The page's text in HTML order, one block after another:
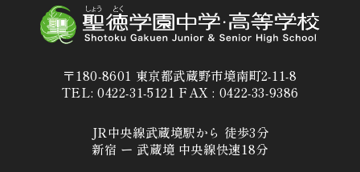
〒180-8601 東京都武蔵野市境南町2-11-8
TEL: 0422-31-5121 FAX : 0422-33-9386
JR中央線武蔵境駅から 徒歩3分
新宿 ー 武蔵境 中央線快速18分